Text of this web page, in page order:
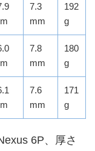
7.3
mm
192
g
7.8
mm
180
g
7.6
mm
171
g
6P、厚さ